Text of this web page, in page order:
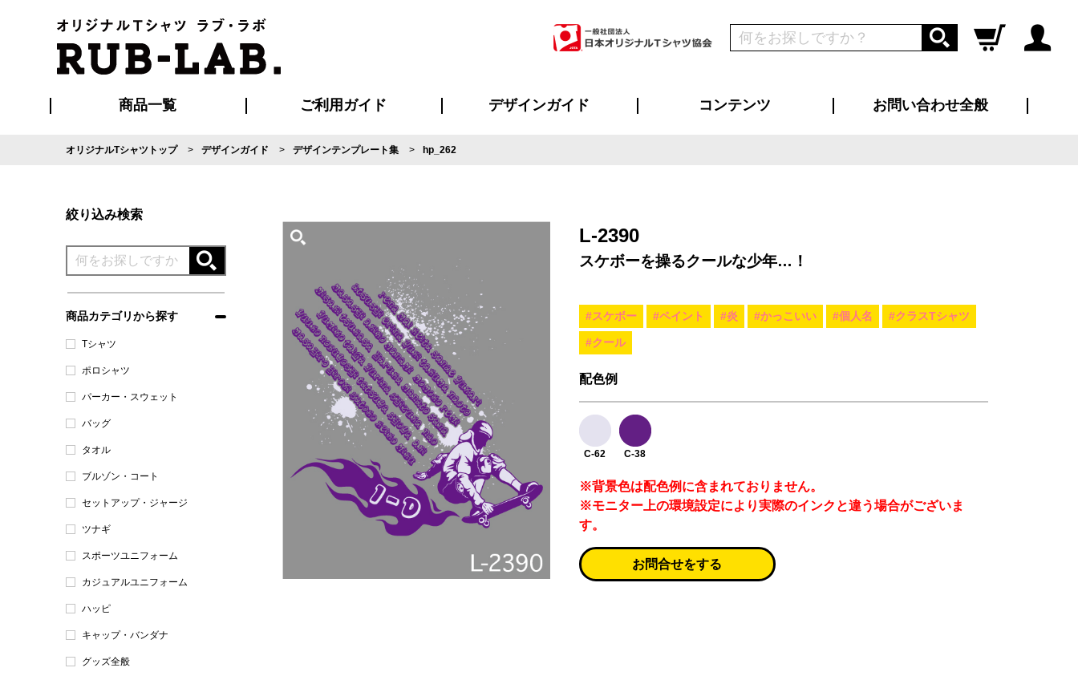
ログイン
商品一覧 ご利用ガイド
ご利用ガイド
はじめての方へ
再注文の方へ
お支払い方法について
割引まとめページ
発送・特急サービスについて
版の保管期限について
マイページ会員のメリット
よくあるご質問
デザインガイド コンテンツ お問い合わせ全般
オリジナルTシャツトップ デザインガイド デザインテンプレート集 hp_262
絞り込み検索
商品カテゴリから探す
Tシャツ
ポロシャツ
パーカー・スウェット
バッグ
タオル
ブルゾン・コート
セットアップ・ジャージ
ツナギ
スポーツユニフォーム
カジュアルユニフォーム
ハッピ
キャップ・バンダナ
グッズ全般
L-2390
スケボーを操るクールな少年…！
#スケボー #ペイント #炎 #かっこいい #個人名 #クラスTシャツ
#クール
配色例
C-62 C-38
※背景色は配色例に含まれておりません。
※モニター上の環境設定により実際のインクと違う場合がございま
す。
お問合せをする